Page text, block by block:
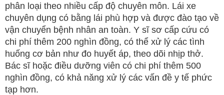
phân loại theo nhiều cấp độ chuyên môn. Lái xe
chuyên dụng có bằng lái phù hợp và được đào tạo về
vận chuyển bệnh nhân an toàn. Y sĩ sơ cấp cứu có
chi phí thêm 200 nghìn đồng, có thể xử lý các tình
huống cơ bản như đo huyết áp, theo dõi nhịp thở.
Bác sĩ hoặc điều dưỡng viên có chi phí thêm 500
nghìn đồng, có khả năng xử lý các vấn đề y tế phức
tạp hơn.